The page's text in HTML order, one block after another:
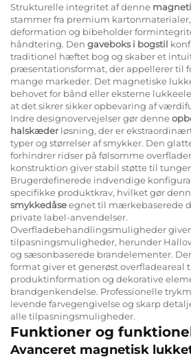
Strukturelle integritet af denne
stammer fra premium
deformation og bibeholder
håndtering. Den gaveboks i bogstil
traditionel hæftet bog og skaber et
præsentationsformat, der appellerer til
mange markeder. Det magnetiske
behovet for bånd eller eksterne
at det sikrer sikker opbevaring af
Indre designovervejelser gør denne
halskæderløsning, der er
typer og størrelser af smykker. Den
forhindrer ridser på følsomme
konstruktion giver stabil støtte til
Brugerdefinerede indvendige
specifikke produktkrav, hvilket gør
smykkedåseegnet til mærkebaserede
private label-anvendelser.
Overfladebehandlingsmuligheder
tilpasningsmuligheder, herunder
og sæsonbaserede brandelementer.
format giver et generøst overfladeareal
produktinformation og dekorative
brandgenkendelse. Professionelle
levende farvegengivelse og skarp
alle tilpasningsmuligheder.
Funktioner og
Avanceret magnetisk